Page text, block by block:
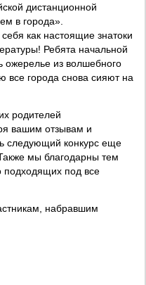
дистанционной
в города».
как настоящие знатоки
Ребята начальной
ожерелье из волшебного
города снова сияют на
родителей
вашим отзывам и
следующий конкурс еще
мы благодарны тем
подходящих под все
набравшим